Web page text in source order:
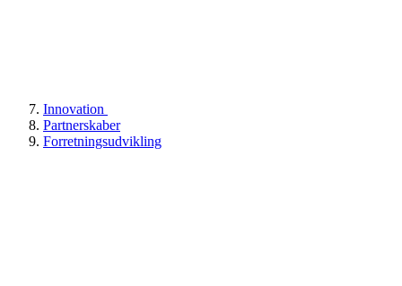
Innovation
Partnerskaber
Forretningsudvikling